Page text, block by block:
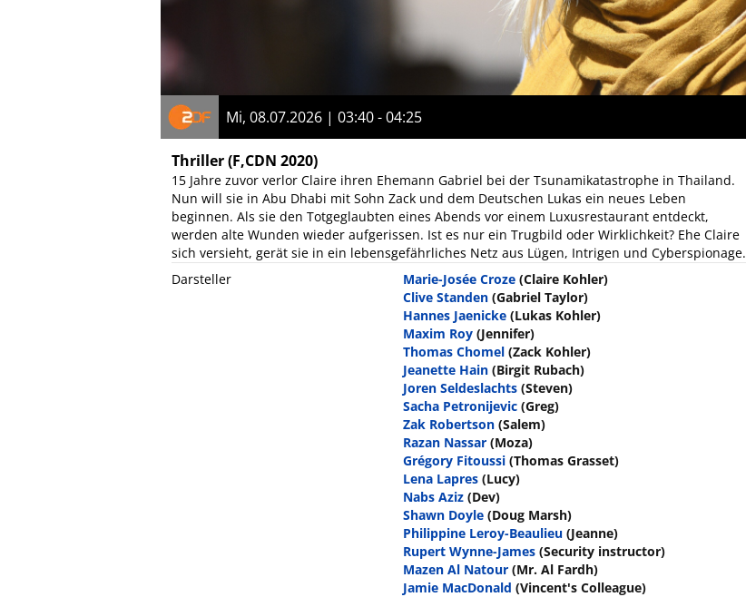
Mi, 08.07.2026 | 03:40 - 04:25
Thriller(F,CDN 2020)
15 Jahre zuvor verlor Claire ihren Ehemann Gabriel bei der Tsunamikatastrophe in Thailand.
Nun will sie in Abu Dhabi mit Sohn Zack und dem Deutschen Lukas ein neues Leben
beginnen. Als sie den Totgeglaubten eines Abends vor einem Luxusrestaurant entdeckt,
werden alte Wunden wieder aufgerissen. Ist es nur ein Trugbild oder Wirklichkeit? Ehe Claire
sich versieht, gerät sie in ein lebensgefährliches Netz aus Lügen, Intrigen und Cyberspionage.
Darsteller
Marie-Josée Croze (Claire Kohler)
Clive Standen (Gabriel Taylor)
Hannes Jaenicke (Lukas Kohler)
Maxim Roy (Jennifer)
Thomas Chomel (Zack Kohler)
Jeanette Hain (Birgit Rubach)
Joren Seldeslachts (Steven)
Sacha Petronijevic (Greg)
Zak Robertson (Salem)
Razan Nassar (Moza)
Grégory Fitoussi (Thomas Grasset)
Lena Lapres (Lucy)
Nabs Aziz (Dev)
Shawn Doyle (Doug Marsh)
Philippine Leroy-Beaulieu (Jeanne)
Rupert Wynne-James (Security instructor)
Mazen Al Natour (Mr. Al Fardh)
Jamie MacDonald (Vincent's Colleague)